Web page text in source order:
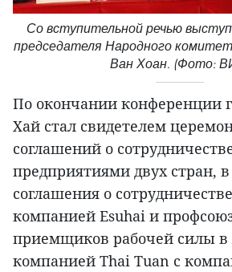
Со вступительной речью
председателя Народного
Ван Хоан. (Фото:
По окончании конференции
Хай стал свидетелем
соглашений о
предприятиями двух стран,
соглашения о
компанией Esuhai и
приемщиков рабочей силы
компанией Thai Tuan с